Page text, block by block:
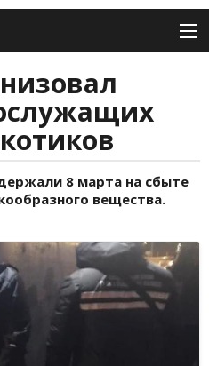
8 марта на сбыте
вещества.